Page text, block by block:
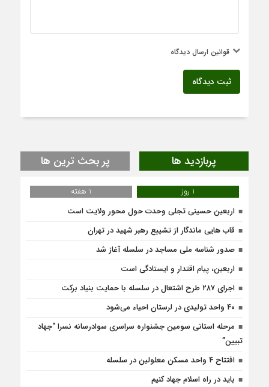
قوانین ارسال دیدگاه
ثبت دیدگاه
پربازدید ها پر بحث ترین ها
1 روز
1 هفته
اربعین حسینی تجلی وحدت حول محور ولایت است
قاب هایی ماندگار از تشییع رهبر شهید در تهران
صدور شناسه ملی مساجد در سلسله آغاز شد
اربعین، پیام اقتدار و ایستادگی است
اجرای ۲۸۷ طرح اشتعال در سلسله با حمایت بنیاد برکت
۴۰ واحد تولیدی در لرستان احیاء می‌شود
مرحله استانی سومین جشنواره سراسری سوادرسانه نسرا “جهاد
تبیین”
افتتاح ۴ واحد مسکن معلولین در سلسله
باید در راه اسلام جهاد کنیم